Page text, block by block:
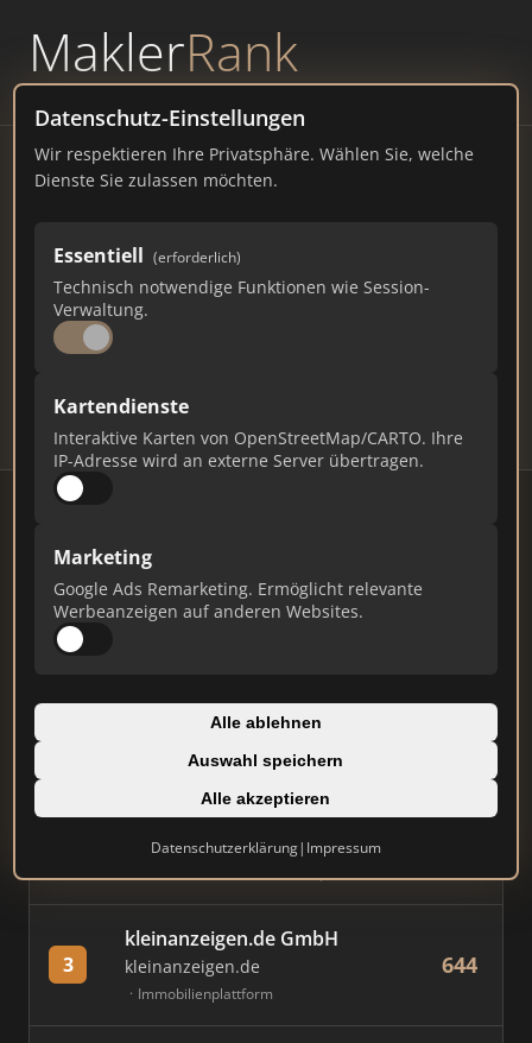
MaklerRank
powered byWAVEPOINT
Datenschutz-Einstellungen
Wir respektieren Ihre Privatsphäre. Wählen Sie, welche
Dienste Sie zulassen möchten.
Essentiell (erforderlich)
Technisch notwendige Funktionen wie Session-
Verwaltung.
Kartendienste
Interaktive Karten von OpenStreetMap/CARTO. Ihre
IP-Adresse wird an externe Server übertragen.
Marketing
Google Ads Remarketing. Ermöglicht relevante
Werbeanzeigen auf anderen Websites.
Alle ablehnen
Auswahl speichern
Alle akzeptieren
Datenschutzerklärung| Impressum
Immobilienmakler
Leichlingen – Ranking Juli
2026
NORDRHEIN-WESTFALEN
76
Makler Makler-Keywords
Stand: Juli 2026
#
Immobilien Scout GmbH
immobilienscout24.de
AVIV Germany GmbH
3
kleinanzeigen.de GmbH
kleinanzeigen.de
Immobilienplattform
644